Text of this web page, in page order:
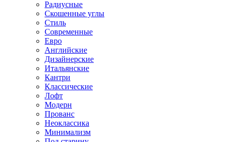
Радиусные
Скошенные углы
Стиль
Современные
Евро
Английские
Дизайнерские
Итальянские
Кантри
Классические
Лофт
Модерн
Прованс
Неоклассика
Минимализм